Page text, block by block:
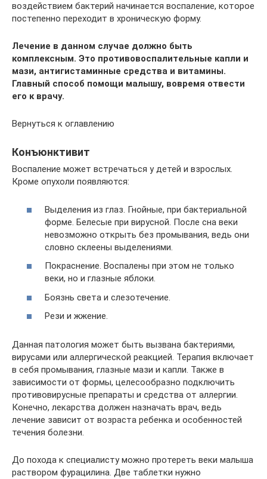
воздействием бактерий начинается воспаление, которое
постепенно переходит в хроническую форму.
Лечение в данном случае должно быть
комплексным. Это противовоспалительные капли и
мази, антигистаминные средства и витамины.
Главный способ помощи малышу, вовремя отвести
его к врачу.
Вернуться к оглавлению
Конъюнктивит
Воспаление может встречаться у детей и взрослых.
Кроме опухоли появляются:
Выделения из глаз. Гнойные, при бактериальной
форме. Белесые при вирусной. После сна веки
невозможно открыть без промывания, ведь они
словно склеены выделениями.
Покраснение. Воспалены при этом не только
веки, но и глазные яблоки.
Боязнь света и слезотечение.
Рези и жжение.
Данная патология может быть вызвана бактериями,
вирусами или аллергической реакцией. Терапия включает
в себя промывания, глазные мази и капли. Также в
зависимости от формы, целесообразно подключить
противовирусные препараты и средства от аллергии.
Конечно, лекарства должен назначать врач, ведь
лечение зависит от возраста ребенка и особенностей
течения болезни.
До похода к специалисту можно протереть веки малыша
раствором фурацилина. Две таблетки нужно